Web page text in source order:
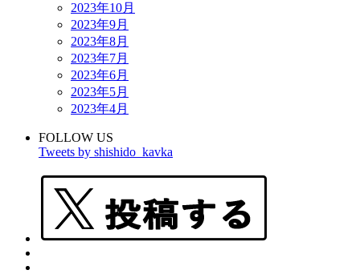
2023年10月
2023年9月
2023年8月
2023年7月
2023年6月
2023年5月
2023年4月
FOLLOW US
Tweets by shishido_kavka